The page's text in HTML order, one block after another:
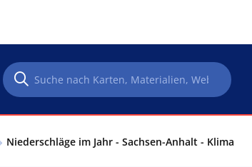
Niederschläge im Jahr - Sachsen-Anhalt - Klima